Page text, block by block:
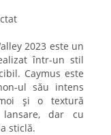
2023 este un
într-un stil
Caymus este
ul său intens
și o textură
dar cu
sticlă.